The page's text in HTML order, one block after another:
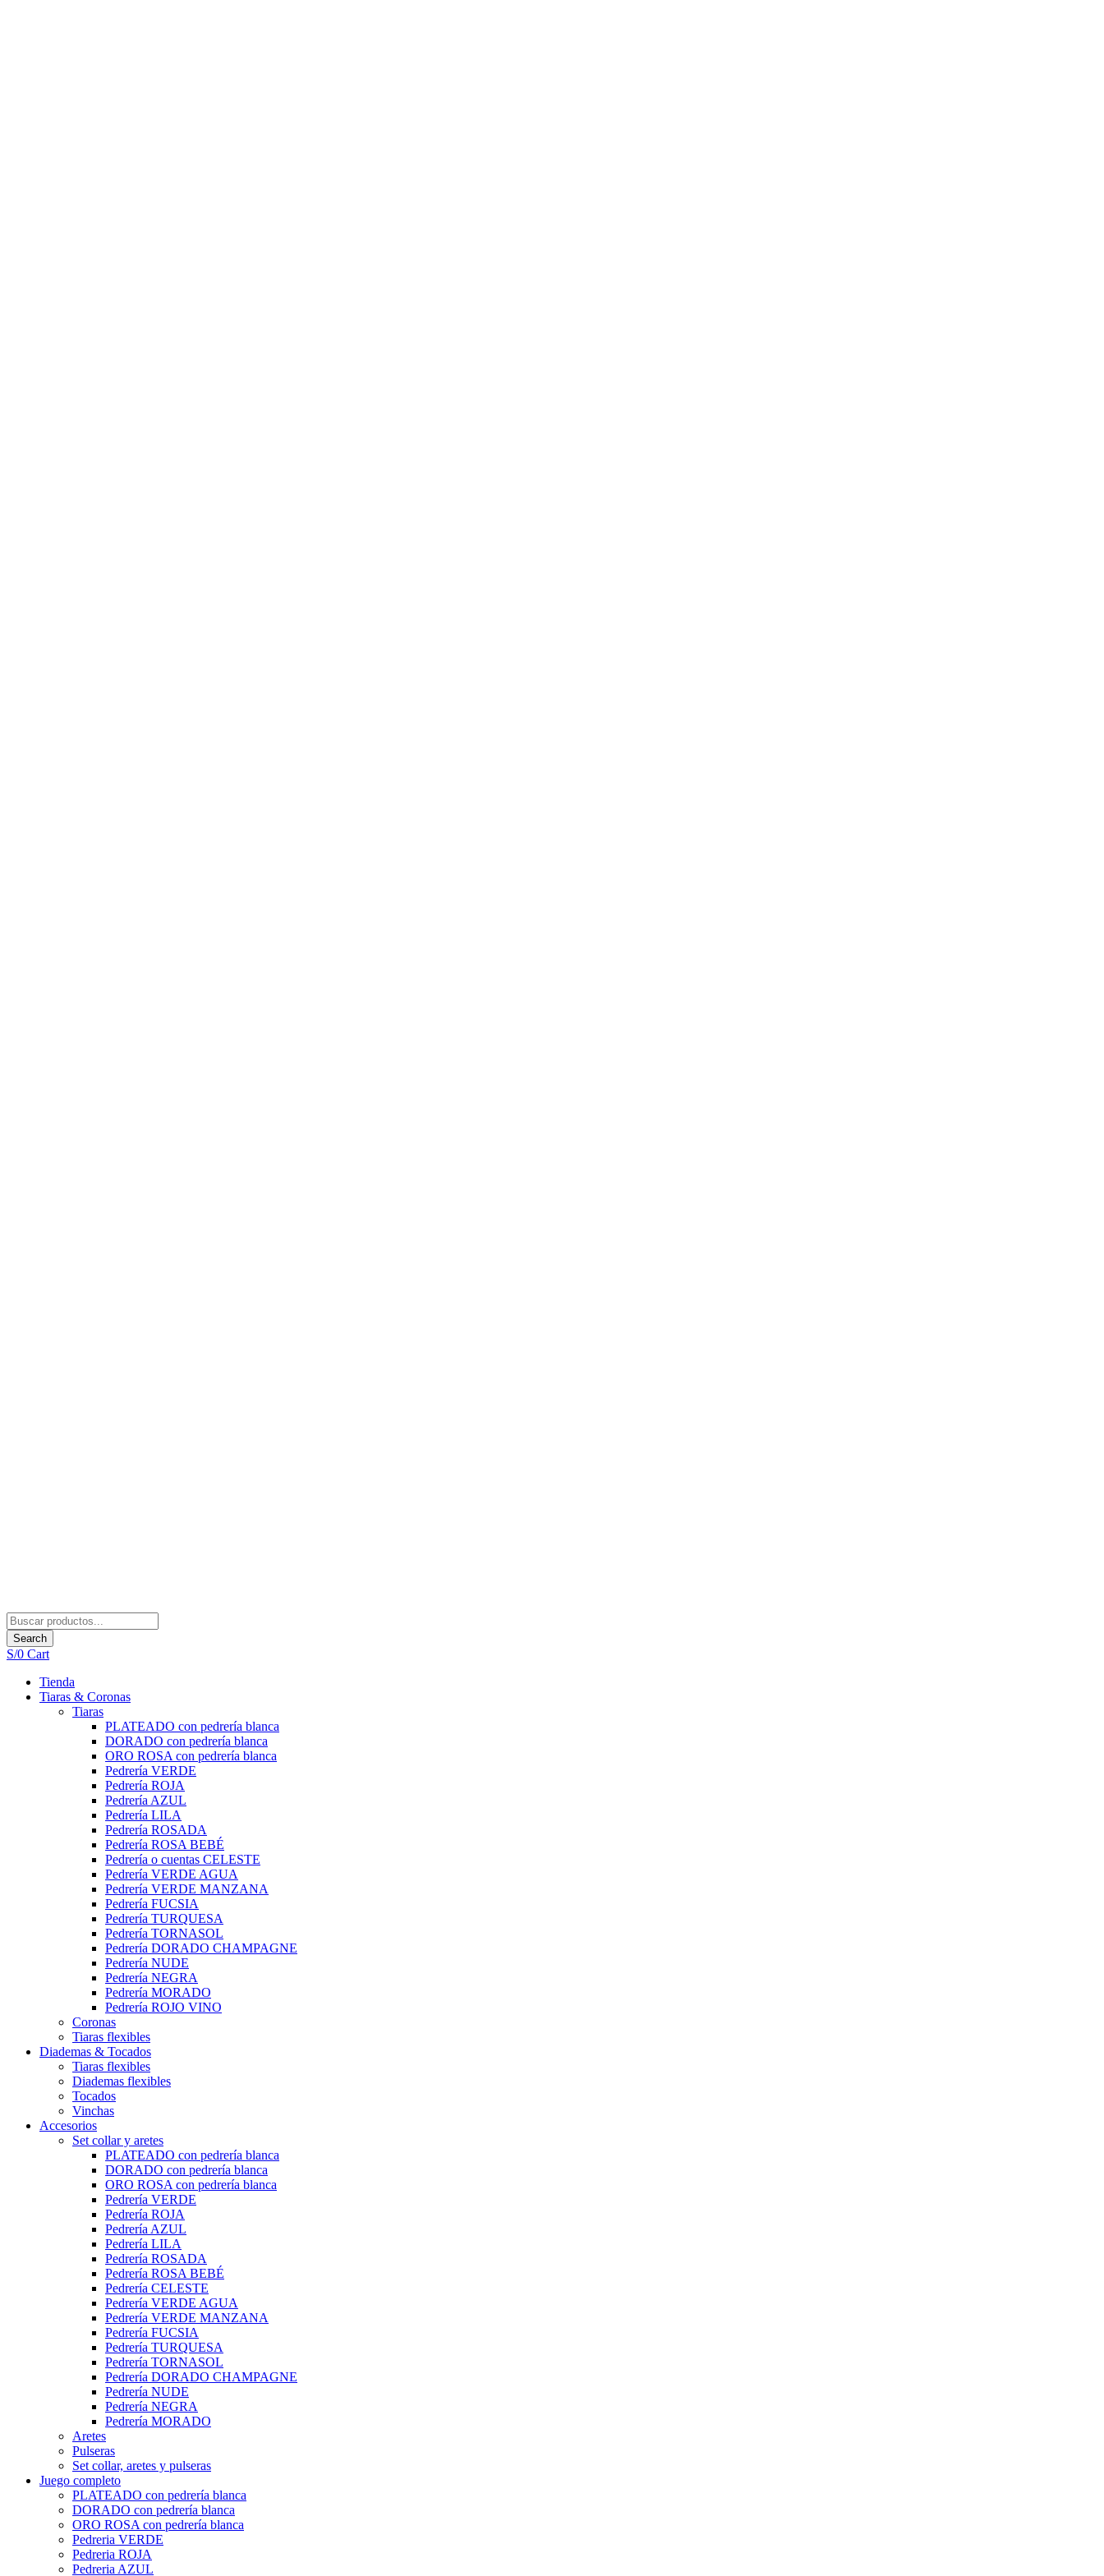
Search
S/0 Cart
Tienda
Tiaras & Coronas
Tiaras
PLATEADO con pedrería blanca
DORADO con pedrería blanca
ORO ROSA con pedrería blanca
Pedrería VERDE
Pedrería ROJA
Pedrería AZUL
Pedrería LILA
Pedrería ROSADA
Pedrería ROSA BEBÉ
Pedrería o cuentas CELESTE
Pedrería VERDE AGUA
Pedrería VERDE MANZANA
Pedrería FUCSIA
Pedrería TURQUESA
Pedrería TORNASOL
Pedrería DORADO CHAMPAGNE
Pedrería NUDE
Pedrería NEGRA
Pedrería MORADO
Pedrería ROJO VINO
Coronas
Tiaras flexibles
Diademas & Tocados
Tiaras flexibles
Diademas flexibles
Tocados
Vinchas
Accesorios
Set collar y aretes
PLATEADO con pedrería blanca
DORADO con pedrería blanca
ORO ROSA con pedrería blanca
Pedrería VERDE
Pedrería ROJA
Pedrería AZUL
Pedrería LILA
Pedrería ROSADA
Pedrería ROSA BEBÉ
Pedrería CELESTE
Pedrería VERDE AGUA
Pedrería VERDE MANZANA
Pedrería FUCSIA
Pedrería TURQUESA
Pedrería TORNASOL
Pedrería DORADO CHAMPAGNE
Pedrería NUDE
Pedrería NEGRA
Pedrería MORADO
Aretes
Pulseras
Set collar, aretes y pulseras
Juego completo
PLATEADO con pedrería blanca
DORADO con pedrería blanca
ORO ROSA con pedrería blanca
Pedreria VERDE
Pedreria ROJA
Pedreria AZUL